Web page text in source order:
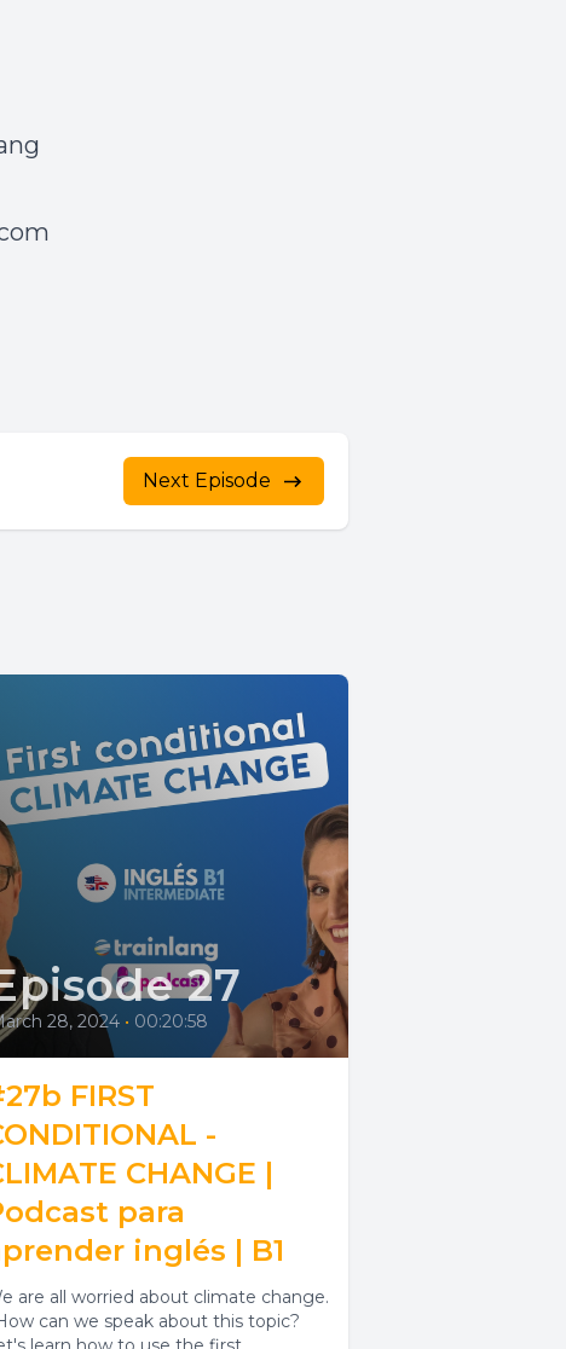
Next Episode
27
28, 2024 • 00:20:58
FIRST
-
CHANGE |
para
inglés | B1
are all worried about climate change.
can we speak about this topic?